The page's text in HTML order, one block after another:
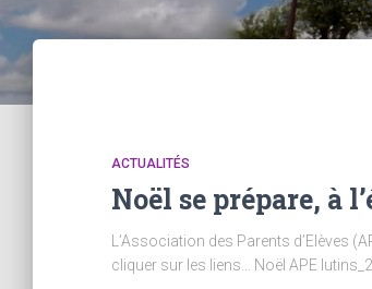
ACTUALITÉS
Noël se prépare, à
L’Association des Parents d’Elèves
cliquer sur les liens… Noël APE